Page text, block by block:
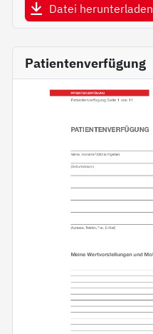
Datei herunterladen
Patientenverfügung